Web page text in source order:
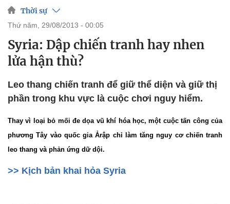
Thời sự
thứ năm, 29/08/2013 - 00:05
Syria: Dập chiến tranh hay nhen
lửa hận thù?
Leo thang chiến tranh để giữ thể diện và giữ thị
phần trong khu vực là cuộc chơi nguy hiểm.
Thay vì loại bỏ mối đe dọa vũ khí hóa học, một cuộc tấn công của
phương Tây vào quốc gia Ảrập chỉ làm tăng nguy cơ chiến tranh
leo thang và phản ứng dữ dội.
>> Kịch bản khai hỏa Syria